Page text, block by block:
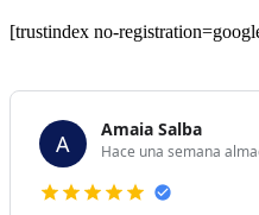
[trustindex no-
A
Amaia Salba
Hace una semana